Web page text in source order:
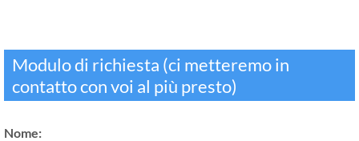
Modulo di richiesta (ci metteremo in
contatto con voi al più presto)
Nome: